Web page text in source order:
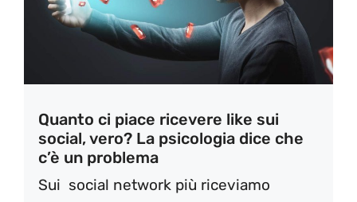
Quanto ci piace ricevere like sui
social, vero? La psicologia dice che
c’è un problema
Sui social network più riceviamo